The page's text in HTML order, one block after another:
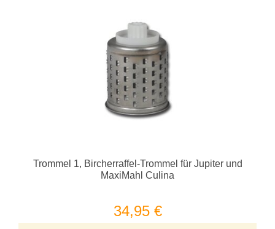
Trommel 1, Bircherraffel-Trommel für Jupiter und
MaxiMahl Culina
34,95 €